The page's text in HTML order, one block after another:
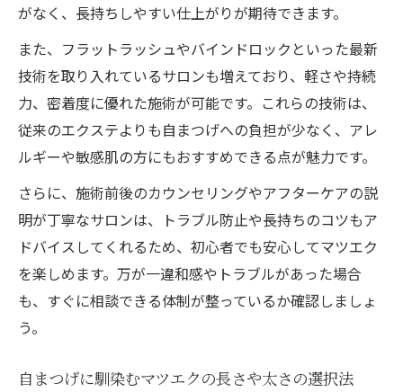
がなく、長持ちしやすい仕上がりが期待できます。
また、フラットラッシュやバインドロックといった最新
技術を取り入れているサロンも増えており、軽さや持続
力、密着度に優れた施術が可能です。これらの技術は、
従来のエクステよりも自まつげへの負担が少なく、アレ
ルギーや敏感肌の方にもおすすめできる点が魅力です。
さらに、施術前後のカウンセリングやアフターケアの説
明が丁寧なサロンは、トラブル防止や長持ちのコツもア
ドバイスしてくれるため、初心者でも安心してマツエク
を楽しめます。万が一違和感やトラブルがあった場合
も、すぐに相談できる体制が整っているか確認しましょ
う。
自まつげに馴染むマツエクの長さや太さの選択法